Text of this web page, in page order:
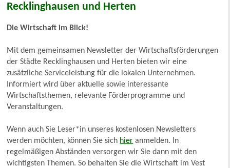
Recklinghausen und Herten
Die Wirtschaft im Blick!
Mit dem gemeinsamen Newsletter der Wirtschaftsförderungen
der Städte Recklinghausen und Herten bieten wir eine
zusätzliche Serviceleistung für die lokalen Unternehmen.
Informiert wird über aktuelle sowie interessante
Wirtschaftsthemen, relevante Förderprogramme und
Veranstaltungen.
Wenn auch Sie Leser*in unseres kostenlosen Newsletters
werden möchten, können Sie sich hier anmelden. In
regelmäßigen Abständen versorgen wir Sie dann mit den
wichtigsten Themen. So behalten Sie die Wirtschaft im Vest